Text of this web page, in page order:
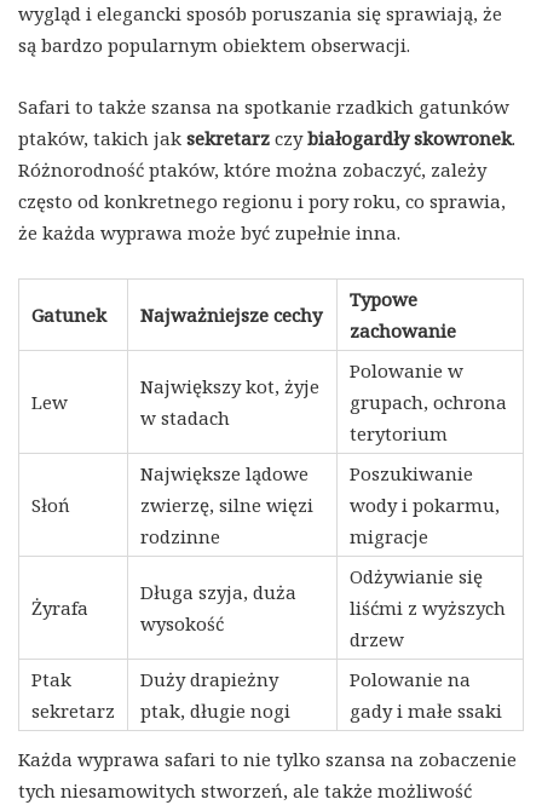
wygląd i elegancki sposób poruszania się sprawiają, że
są bardzo popularnym obiektem obserwacji.
Safari to także szansa na spotkanie rzadkich gatunków
ptaków, takich jak sekretarz czybiałogardły skowronek.
Różnorodność ptaków, które można zobaczyć, zależy
często od konkretnego regionu i pory roku, co sprawia,
że każda wyprawa może być zupełnie inna.
Gatunek Najważniejsze cechy
Typowe
zachowanie
Lew
Największy kot, żyje
w stadach
Polowanie w
grupach, ochrona
terytorium
Słoń
Największe lądowe
zwierzę, silne więzi
rodzinne
Poszukiwanie
wody i pokarmu,
migracje
Żyrafa
Długa szyja, duża
wysokość
Odżywianie się
liśćmi z wyższych
drzew
Ptak
sekretarz
Duży drapieżny
ptak, długie nogi
Polowanie na
gady i małe ssaki
Każda wyprawa safari to nie tylko szansa na zobaczenie
tych niesamowitych stworzeń, ale także możliwość